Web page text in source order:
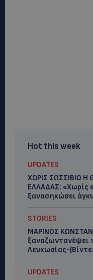
Hot this week
UPDATES
ΧΩΡΙΣ ΣΩΣΣΙΒΙΟ
ΕΛΛΑΔΑΣ: «Χωρίς
ξανασηκώσει
STORIES
ΜΑΡΙΝΟΣ
ξαναζωντανέψει
Λευκωσίας-
UPDATES